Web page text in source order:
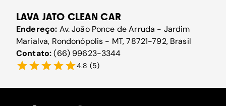
LAVA JATO CLEAN CAR
Endereço: Av. João Ponce de Arruda - Jardim
Marialva, Rondonópolis - MT, 78721-792, Brasil
Contato:(66) 99623-3344
4.8 (5)